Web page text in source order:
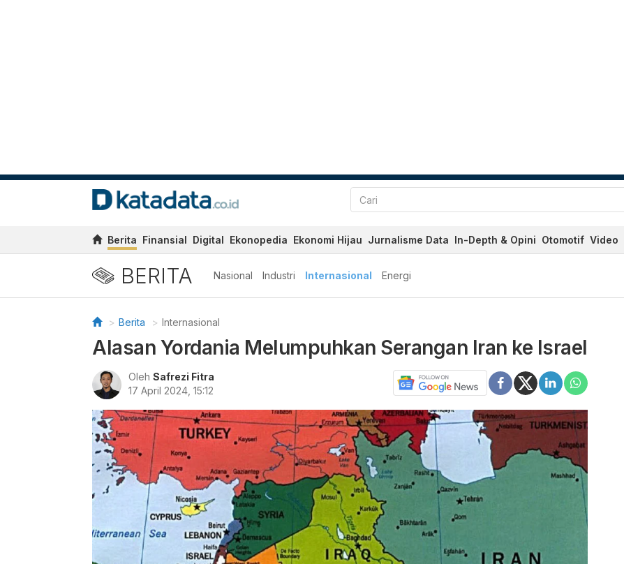
Berita Finansial Digital Ekonopedia Ekonomi Hijau Jurnalisme Data In-Depth & Opini Otomotif Video
BERITA Nasional Industri Internasional Energi
Berita Internasional
Alasan Yordania Melumpuhkan Serangan Iran ke Israel
Oleh Safrezi Fitra
17 April 2024, 15:12